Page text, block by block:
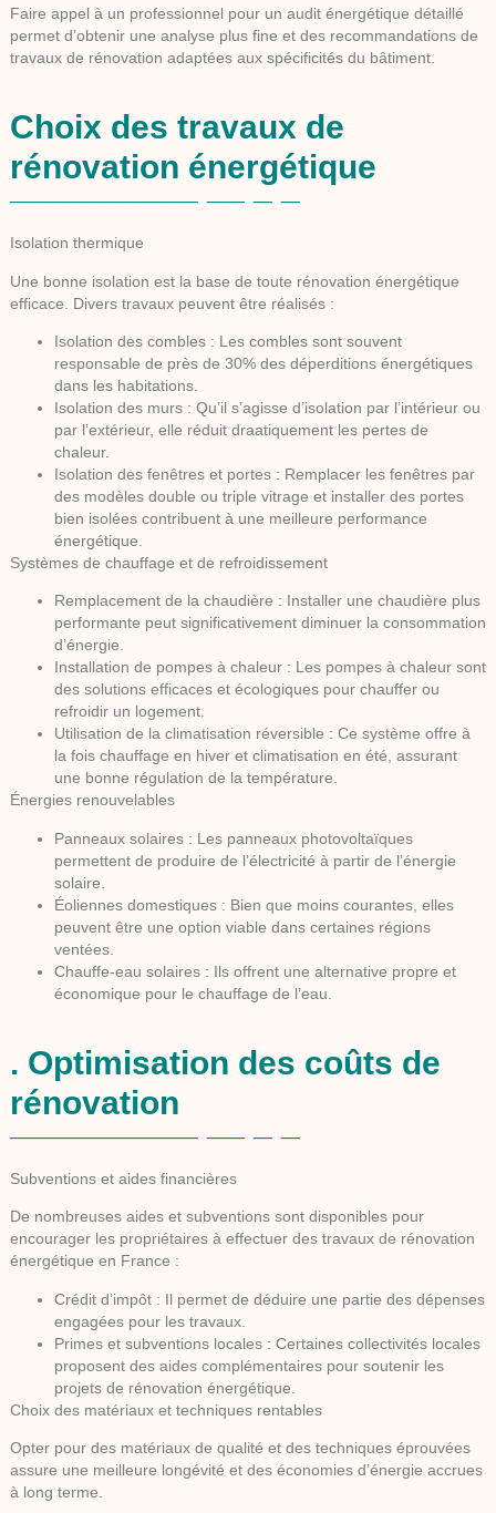
Faire appel à un professionnel pour un audit énergétique détaillé
permet d’obtenir une analyse plus fine et des recommandations de
travaux de rénovation adaptées aux spécificités du bâtiment.
Choix des travaux de
rénovation énergétique
Isolation thermique
Une bonne isolation est la base de toute rénovation énergétique
efficace. Divers travaux peuvent être réalisés :
Isolation des combles: Les combles sont souvent
responsable de près de 30% des déperditions énergétiques
dans les habitations.
Isolation des murs: Qu’il s’agisse d’isolation par l’intérieur ou
par l’extérieur, elle réduit draatiquement les pertes de
chaleur.
Isolation des fenêtres et portes: Remplacer les fenêtres par
des modèles double ou triple vitrage et installer des portes
bien isolées contribuent à une meilleure performance
énergétique.
Systèmes de chauffage et de refroidissement
Remplacement de la chaudière : Installer une chaudière plus
performante peut significativement diminuer la consommation
d’énergie.
Installation de pompes à chaleur: Les pompes à chaleur sont
des solutions efficaces et écologiques pour chauffer ou
refroidir un logement.
Utilisation de la climatisation réversible : Ce système offre à
la fois chauffage en hiver et climatisation en été, assurant
une bonne régulation de la température.
Énergies renouvelables
Panneaux solaires: Les panneaux photovoltaïques
permettent de produire de l’électricité à partir de l’énergie
solaire.
Éoliennes domestiques: Bien que moins courantes, elles
peuvent être une option viable dans certaines régions
ventées.
Chauffe-eau solaires: Ils offrent une alternative propre et
économique pour le chauffage de l’eau.
. Optimisation des coûts de
rénovation
Subventions et aides financières
De nombreuses aides et subventions sont disponibles pour
encourager les propriétaires à effectuer des travaux de rénovation
énergétique en France :
Crédit d’impôt: Il permet de déduire une partie des dépenses
engagées pour les travaux.
Primes et subventions locales: Certaines collectivités locales
proposent des aides complémentaires pour soutenir les
projets de rénovation énergétique.
Choix des matériaux et techniques rentables
Opter pour des matériaux de qualité et des techniques éprouvées
assure une meilleure longévité et des économies d’énergie accrues
à long terme.